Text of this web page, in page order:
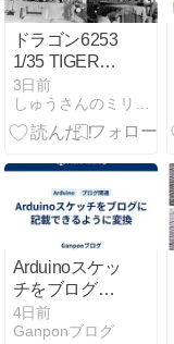
ドラゴン6253
1/35 TIGER1
最後期型後期
（Final Late）
（5）
3日前
Arduinoスケッ
チをブログに
記載できるよ
うに変換
4日前
Ganponブログ